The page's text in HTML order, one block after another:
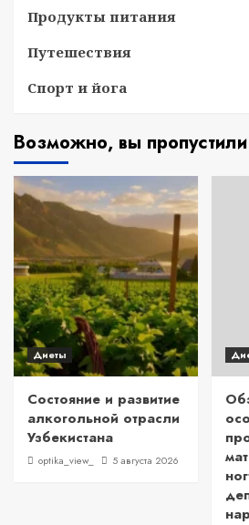
Продукты питания
Путешествия
Спорт и йога
Возможно, вы пропустили
Диеты
Состояние и развитие
алкогольной отрасли
Узбекистана
optika_view_ 5 августа 2026